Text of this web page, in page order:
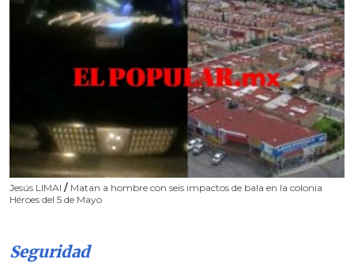
Jesús LIMAI / Matan a hombre con seis impactos de bala en la colonia
Héroes del 5 de Mayo
Seguridad